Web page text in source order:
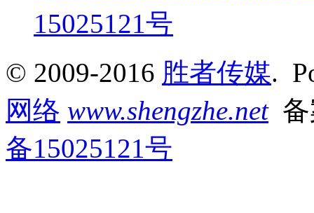
15025121号
© 2009-2016 胜者传媒.
网络 www.shengzhe.net备
备15025121号